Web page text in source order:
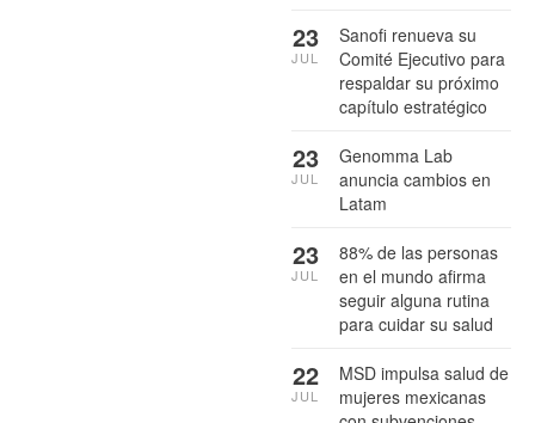
Sanofi renueva su
Comité Ejecutivo para
respaldar su próximo
capítulo estratégico
23
JUL
Genomma Lab
anuncia cambios en
Latam
23
JUL
88% de las personas
en el mundo afirma
seguir alguna rutina
para cuidar su salud
23
JUL
MSD impulsa salud de
mujeres mexicanas
22
JUL